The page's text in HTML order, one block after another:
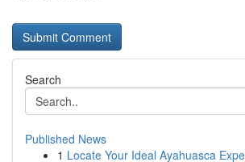
Search
Published News
1 Locate Your Ideal Ayahuasca